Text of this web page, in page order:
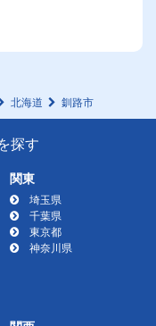
北海道 釧路市
探す
関東
埼玉県
千葉県
東京都
神奈川県